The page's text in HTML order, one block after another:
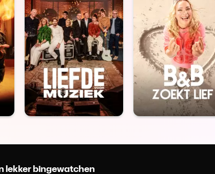
lekker bingewatchen